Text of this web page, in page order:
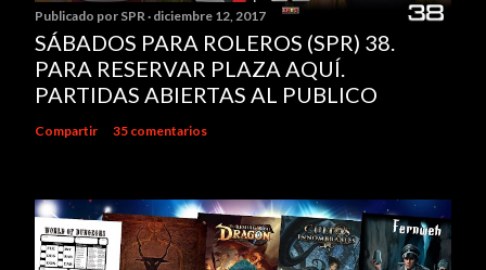
Publicado por SPR diciembre 12, 2017
SÁBADOS PARA ROLEROS (SPR) 38.
PARA RESERVAR PLAZA AQUÍ.
PARTIDAS ABIERTAS AL PUBLICO
Compartir 35 comentarios